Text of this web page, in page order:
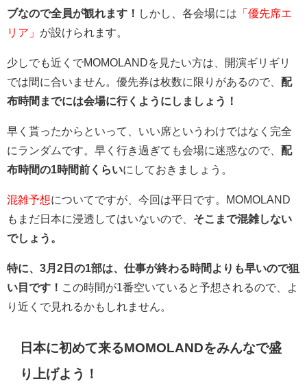
ブなので全員が観れます！ しかし、各会場には 「優先席エ
リア」 が設けられます。
少しでも近くでMOMOLANDを見たい方は、開演ギリギリ
では間に合いません。優先券は枚数に限りがあるので、 配
布時間までには会場に行くようにしましょう！
早く貰ったからといって、いい席というわけではなく完全
にランダムです。早く行き過ぎても会場に迷惑なので、 配
布時間の1時間前くらいにしておきましょう。
混雑予想についてですが、今回は平日です。MOMOLAND
もまだ日本に浸透してはいないので、 そこまで混雑しない
でしょう。
特に、3月2日の1部は、仕事が終わる時間よりも早いので狙
い目です！
この時間が1番空いていると予想されるので、よ
り近くで見れるかもしれません。
日本に初めて来るMOMOLANDをみんなで盛
り上げよう！